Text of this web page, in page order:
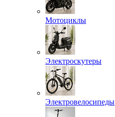
Мотоциклы
Электроскутеры
Электровелосипеды